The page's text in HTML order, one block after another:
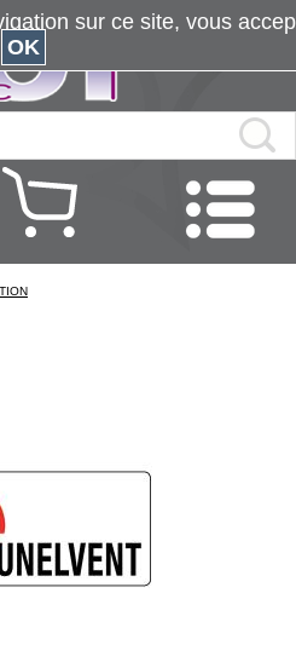
sur ce site, vous
OK